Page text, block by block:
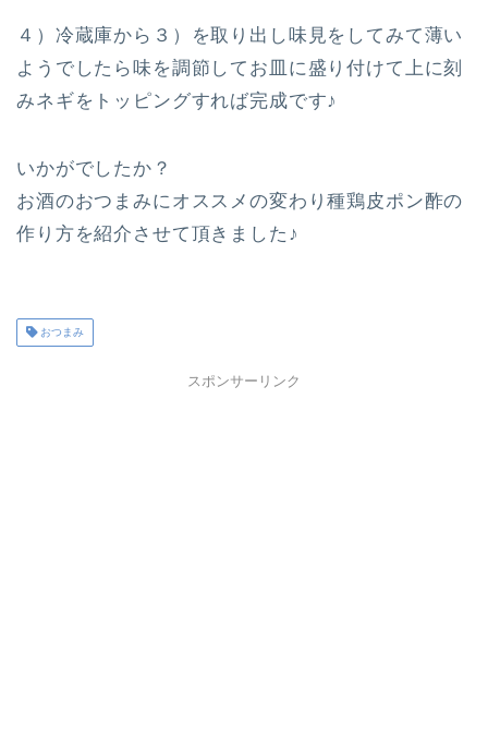
４）冷蔵庫から３）を取り出し味見をしてみて薄い
ようでしたら味を調節してお皿に盛り付けて上に刻
みネギをトッピングすれば完成です♪
いかがでしたか？
お酒のおつまみにオススメの変わり種鶏皮ポン酢の
作り方を紹介させて頂きました♪
おつまみ
スポンサーリンク